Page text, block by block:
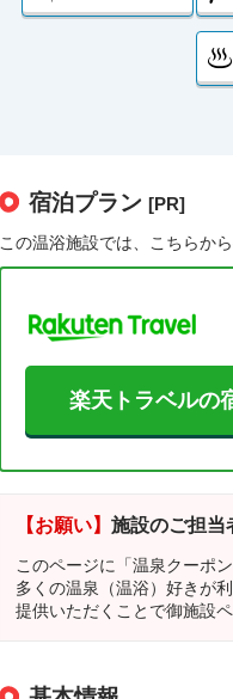
宿泊プラン [PR]
この温浴施設では、こちらか
楽天トラベルの
【お願い】 施設のご担当
このページに「温泉クーポ
多くの温泉（温浴）好きが
提供いただくことで御施設